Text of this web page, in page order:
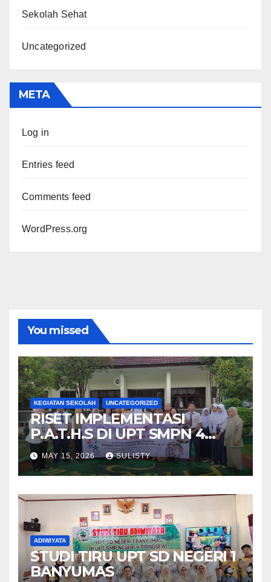
Sekolah Sehat
Uncategorized
META
Log in
Entries feed
Comments feed
WordPress.org
You missed
KEGIATAN SEKOLAH UNCATEGORIZED
RISET IMPLEMENTASI
P.A.T.H.S DI UPT SMPN 4
PRINGSEWU
MAY 15, 2026 SULISTY
ADIWIYATA
STUDI TIRU UPT SD NEGERI 1
BANYUMAS